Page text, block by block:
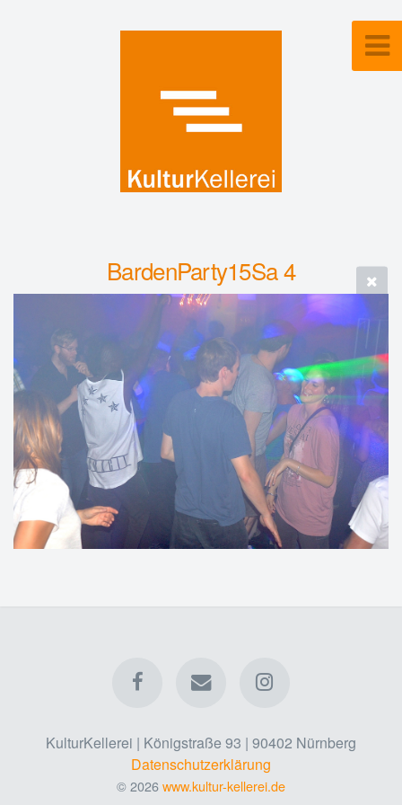
BardenParty15Sa 4
KulturKellerei | Königstraße 93 | 90402 Nürnberg
Datenschutzerklärung
© 2026www.kultur-kellerei.de